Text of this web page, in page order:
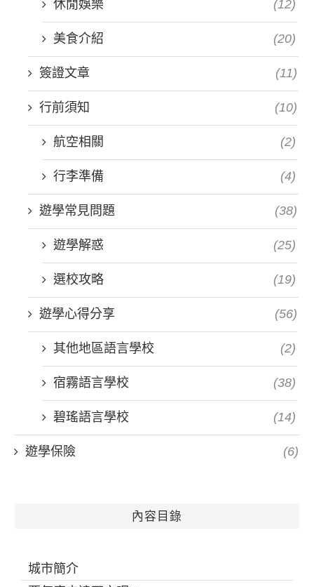
休閒娛樂 (12)
美食介紹 (20)
簽證文章 (11)
行前須知 (10)
航空相關 (2)
行李準備 (4)
遊學常見問題 (38)
遊學解惑 (25)
選校攻略 (19)
遊學心得分享 (56)
其他地區語言學校 (2)
宿霧語言學校 (38)
碧瑤語言學校 (14)
遊學保險 (6)
內容目錄
城市簡介